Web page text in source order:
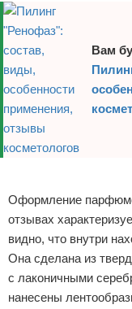
Вам
Оформление
отзывах
видно, что внутри
Она сделана из
с лаконичными
нанесены